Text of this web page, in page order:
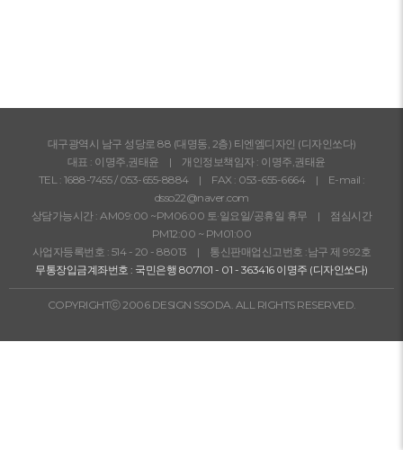
대구광역시 남구 성당로 88 (대명동, 2층) 티엔엠디자인 (디자인쏘다)
대표 : 이명주,권태윤 | 개인정보책임자 : 이명주,권태윤
TEL : 1688-7455/ 053-655-8884| FAX : 053-655-6664 | E-mail :
dsso22@naver.com
상담가능시간 : AM09:00 ~PM06:00 토·일요일/공휴일 휴무 | 점심시간
PM12:00 ~ PM01:00
사업자등록번호 : 514 - 20 - 88013 | 통신판매업신고번호 :남구 제 992호
무통장입금계좌번호 : 국민은행 807101 - 01 - 363416 이명주 (디자인쏘다)
COPYRIGHTⓒ 2006 DESIGN SSODA. ALL RIGHTS RESERVED.